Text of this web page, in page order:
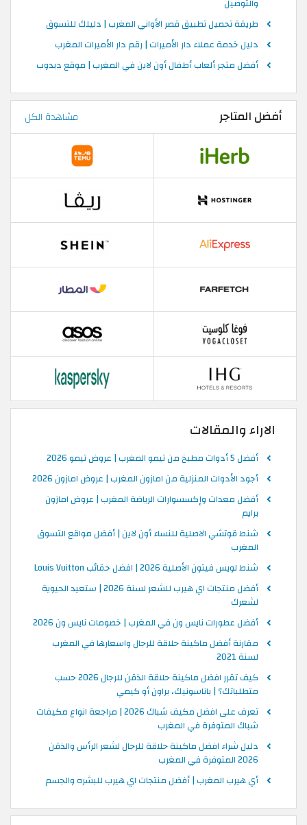
والتوصيل
طريقة تحميل تطبيق قصر الأواني المغرب | دليلك للتسوق
دليل خدمة عملاء دار الأميرات | رقم دار الأميرات المغرب
أفضل متجر ألعاب أطفال أون لاين في المغرب | موقع دبدوب
أفضل المتاجر مشاهدة الكل
الاراء والمقالات
أفضل 5 أدوات مطبخ من تيمو المغرب | عروض تيمو 2026
أجود الأدوات المنزلية من امازون المغرب | عروض امازون 2026
أفضل معدات وإكسسوارات الرياضة المغرب | عروض امازون
برايم
شنط قوتشي الاصلية للنساء أون لاين | أفضل مواقع التسوق
المغرب
شنط لويس فيتون الأصلية 2026 | افضل حقائب Louis Vuitton
أفضل منتجات اي هيرب للشعر لسنة 2026 | ستعيد الحيوية
لشعرك
أفضل عطورات نايس ون في المغرب | خصومات نايس ون 2026
مقارنة أفضل ماكينة حلاقة للرجال واسعارها في المغرب
لسنة 2021
كيف تقرر افضل ماكينة حلاقة الذقن للرجال 2026 حسب
متطلباتك؟ | باناسونيك، براون أو كيمي
تعرف على افضل مكيف شباك 2026 | مراجعة انواع مكيفات
شباك المتوفرة في المغرب
دليل شراء افضل ماكينة حلاقة للرجال لشعر الرأس والذقن
2026 المتوفرة في المغرب
أي هيرب المغرب | أفضل منتجات اي هيرب للبشره والجسم